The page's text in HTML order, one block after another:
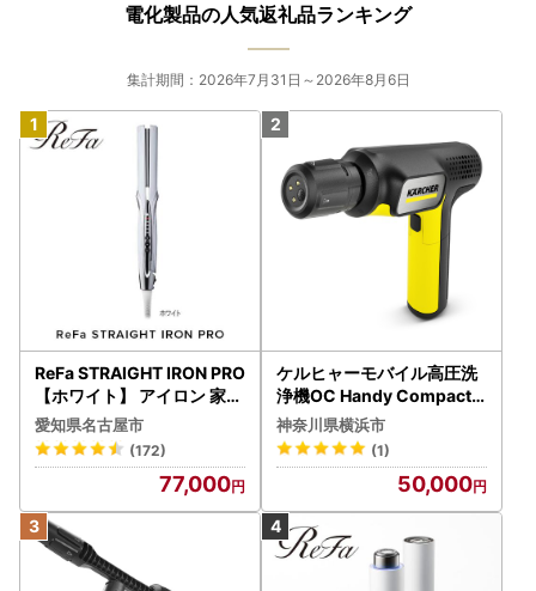
電化製品の人気返礼品ランキング
集計期間：2026年7月31日～2026年8月6日
ReFa STRAIGHT IRON PRO
【ホワイト】 アイロン 家電
美容 リファ アイロン
愛知県名古屋市
(172)
77,000
ケルヒャーモバイル高圧洗
浄機OC Handy Compact
（ハンディエア） APV000
7
神奈川県横浜市
(1)
50,000